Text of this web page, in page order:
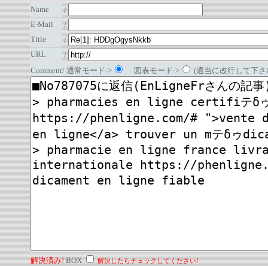
Name
/
E-Mail
/
Title
/
URL
/
Comment/ 通常モード->
図表モード-> (適当に改行して下
解決済み!BOX 解決したらチェックしてください!